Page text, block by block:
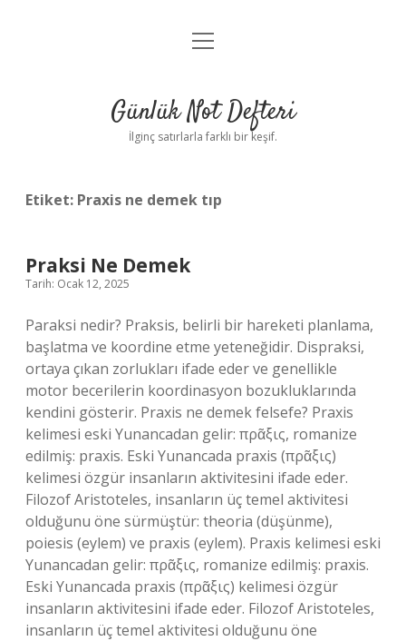
Anasayfa
Yasal Uyarı
menüyü
Günlük Not Defteri
İlginç satırlarla farklı bir keşif.
Etiket: Praxis ne demek tıp
Praksi Ne Demek
Tarih: Ocak 12, 2025
Paraksi nedir? Praksis, belirli bir hareketi planlama,
başlatma ve koordine etme yeteneğidir. Dispraksi,
ortaya çıkan zorlukları ifade eder ve genellikle
motor becerilerin koordinasyon bozukluklarında
kendini gösterir. Praxis ne demek felsefe? Praxis
kelimesi eski Yunancadan gelir: πρᾶξις, romanize
edilmiş: praxis. Eski Yunancada praxis (πρᾶξις)
kelimesi özgür insanların aktivitesini ifade eder.
Filozof Aristoteles, insanların üç temel aktivitesi
olduğunu öne sürmüştür: theoria (düşünme),
poiesis (eylem) ve praxis (eylem). Praxis kelimesi eski
Yunancadan gelir: πρᾶξις, romanize edilmiş: praxis.
Eski Yunancada praxis (πρᾶξις) kelimesi özgür
insanların aktivitesini ifade eder. Filozof Aristoteles,
insanların üç temel aktivitesi olduğunu öne